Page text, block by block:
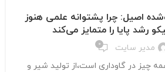
اصیل: چرا پشتوانه علمی هنوز
رشد پایا را متمایز می‌کند
مدیر سایت 0
چیز در گاوداری است،از تولید شیر و